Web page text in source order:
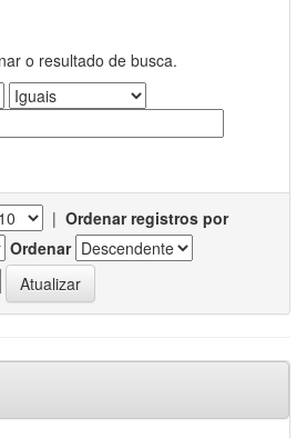
o resultado de busca.
| Ordenar registros por
Ordenar